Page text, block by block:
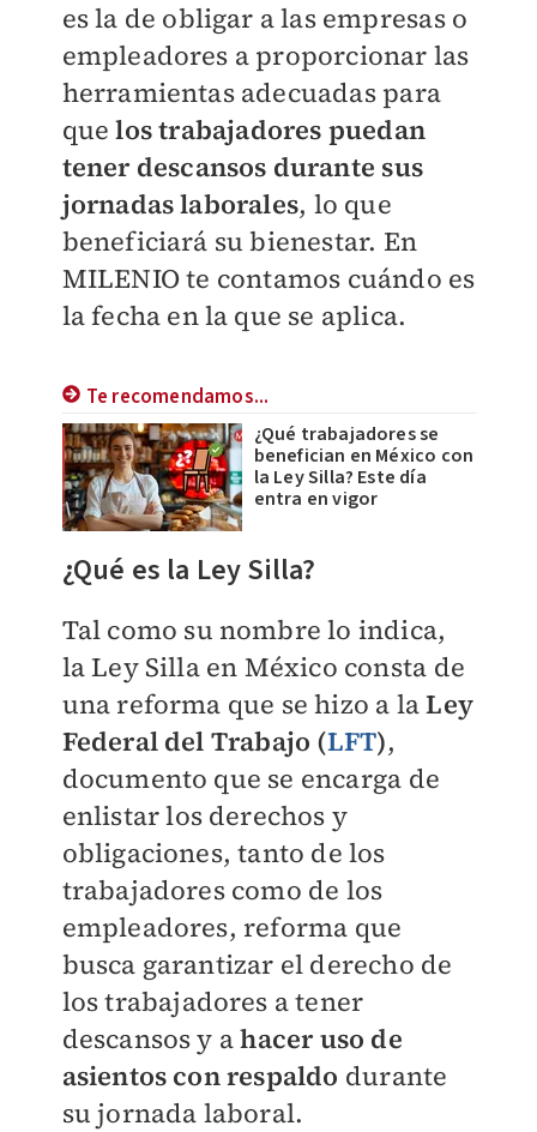
es la de obligar a las empresas o
empleadores a proporcionar las
herramientas adecuadas para
quelos trabajadores puedan
tener descansos durante sus
jornadas laborales, lo que
beneficiará su bienestar. En
MILENIOte contamos cuándo es
la fecha en la que se aplica.
Te recomendamos...
¿Qué trabajadores se
benefician en México con
la Ley Silla? Este día
entra en vigor
¿Qué es la Ley Silla?
Tal como su nombre lo indica,
la Ley Silla en México consta de
una reforma que se hizo a laLey
Federal del Trabajo (LFT),
documento que se encarga de
enlistar los derechos y
obligaciones, tanto de los
trabajadores como de los
empleadores, reforma que
busca garantizar el derecho de
los trabajadores a tener
descansos y ahacer uso de
asientos con respaldo durante
su jornada laboral.